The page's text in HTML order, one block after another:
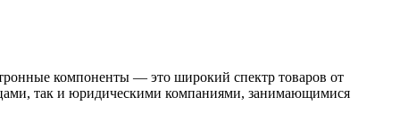
компоненты — это широкий спектр товаров от
так и юридическими компаниями, занимающимися